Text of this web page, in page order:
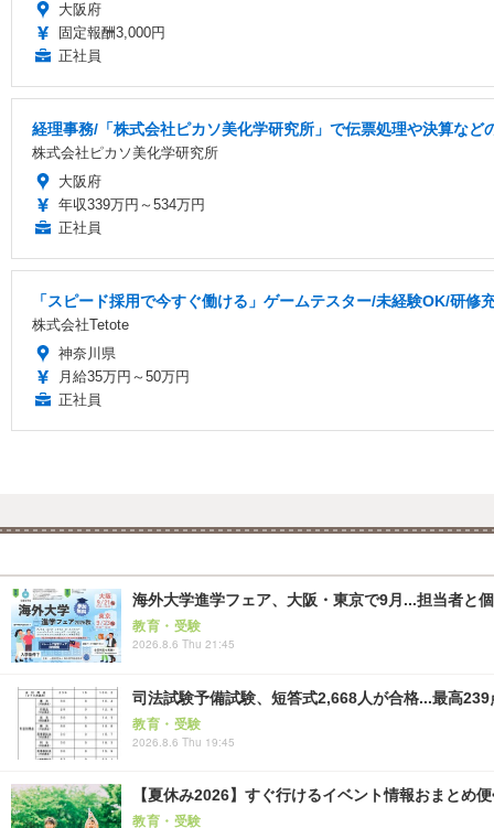
大阪府
固定報酬3,000円
正社員
経理事務/「株式会社ピカソ美化学研究所」で伝票処理や決算など
株式会社ピカソ美化学研究所
大阪府
年収339万円～534万円
正社員
「スピード採用で今すぐ働ける」ゲームテスター/未経験OK/研修
株式会社Tetote
神奈川県
月給35万円～50万円
正社員
海外大学進学フェア、大阪・東京で9月...担当者と
教育・受験
2026.8.6 Thu 21:45
司法試験予備試験、短答式2,668人が合格...最高239
教育・受験
2026.8.6 Thu 19:45
【夏休み2026】すぐ行けるイベント情報おまとめ
教育・受験